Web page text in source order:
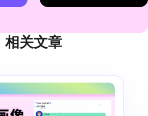
相关文章